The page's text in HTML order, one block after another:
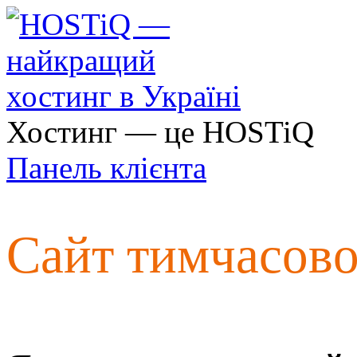
Хостинг — це HOSTiQ
Панель клієнта
Сайт